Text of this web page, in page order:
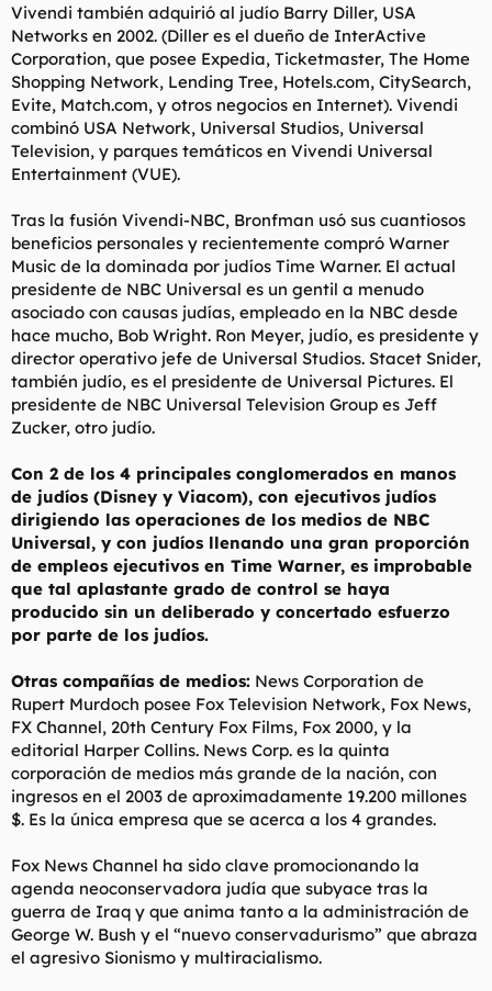
Vivendi también adquirió al judío Barry Diller, USA
Networks en 2002. (Diller es el dueño de InterActive
Corporation, que posee Expedia, Ticketmaster, The Home
Shopping Network, Lending Tree, Hotels.com, CitySearch,
Evite, Match.com, y otros negocios en Internet). Vivendi
combinó USA Network, Universal Studios, Universal
Television, y parques temáticos en Vivendi Universal
Entertainment (VUE).
Tras la fusión Vivendi-NBC, Bronfman usó sus cuantiosos
beneficios personales y recientemente compró Warner
Music de la dominada por judíos Time Warner. El actual
presidente de NBC Universal es un gentil a menudo
asociado con causas judías, empleado en la NBC desde
hace mucho, Bob Wright. Ron Meyer, judío, es presidente y
director operativo jefe de Universal Studios. Stacet Snider,
también judío, es el presidente de Universal Pictures. El
presidente de NBC Universal Television Group es Jeff
Zucker, otro judío.
Con 2 de los 4 principales conglomerados en manos
de judíos (Disney y Viacom), con ejecutivos judíos
dirigiendo las operaciones de los medios de NBC
Universal, y con judíos llenando una gran proporción
de empleos ejecutivos en Time Warner, es improbable
que tal aplastante grado de control se haya
producido sin un deliberado y concertado esfuerzo
por parte de los judíos.
Otras compañías de medios: News Corporation de
Rupert Murdoch posee Fox Television Network, Fox News,
FX Channel, 20th Century Fox Films, Fox 2000, y la
editorial Harper Collins. News Corp. es la quinta
corporación de medios más grande de la nación, con
ingresos en el 2003 de aproximadamente 19.200 millones
$. Es la única empresa que se acerca a los 4 grandes.
Fox News Channel ha sido clave promocionando la
agenda neoconservadora judía que subyace tras la
guerra de Iraq y que anima tanto a la administración de
George W. Bush y el “nuevo conservadurismo” que abraza
el agresivo Sionismo y multiracialismo.